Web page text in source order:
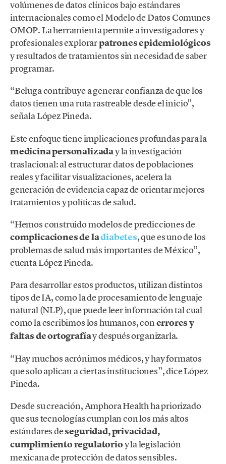
volúmenes de datos clínicos bajo estándares
internacionales como el Modelo de Datos Comunes
OMOP. La herramienta permite a investigadores y
profesionales explorarpatrones epidemiológicos
y resultados de tratamientos sin necesidad de saber
programar.
“Beluga contribuye a generar confianza de que los
datos tienen una ruta rastreable desde el inicio”,
señala López Pineda.
Este enfoque tiene implicaciones profundas para la
medicina personalizaday la investigación
traslacional: al estructurar datos de poblaciones
reales y facilitar visualizaciones, acelera la
generación de evidencia capaz de orientar mejores
tratamientos y políticas de salud.
“Hemos construido modelos de predicciones de
complicaciones de ladiabetes, que es uno de los
problemas de salud más importantes de México”,
cuenta López Pineda.
Para desarrollar estos productos, utilizan distintos
tipos de IA, como la de procesamiento de lenguaje
natural (NLP), que puede leer información tal cual
como la escribimos los humanos, conerrores y
faltas de ortografíay después organizarla.
“Hay muchos acrónimos médicos, y hay formatos
que solo aplican a ciertas instituciones”, dice López
Pineda.
Desde su creación, Amphora Health ha priorizado
que sus tecnologías cumplan con los más altos
estándares deseguridad, privacidad,
cumplimiento regulatorioy la legislación
mexicana de protección de datos sensibles.